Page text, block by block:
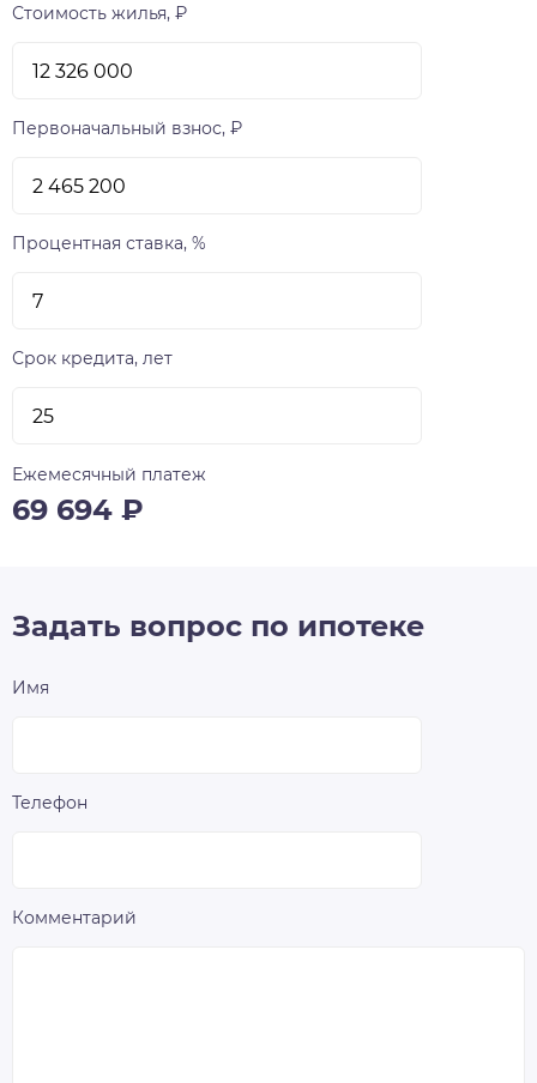
Стоимость жилья, ₽
Первоначальный взнос, ₽
Процентная ставка, %
Срок кредита, лет
Ежемесячный платеж
69 694 ₽
Задать вопрос по ипотеке
Имя
Телефон
Комментарий